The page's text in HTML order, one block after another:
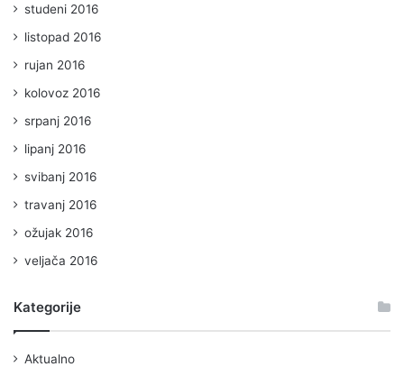
studeni 2016
listopad 2016
rujan 2016
kolovoz 2016
srpanj 2016
lipanj 2016
svibanj 2016
travanj 2016
ožujak 2016
veljača 2016
Kategorije
Aktualno